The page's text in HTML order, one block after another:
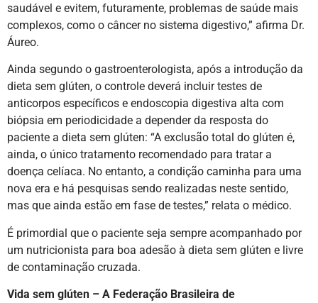
saudável e evitem, futuramente, problemas de saúde mais
complexos, como o câncer no sistema digestivo,” afirma Dr.
Áureo.
Ainda segundo o gastroenterologista, após a introdução da
dieta sem glúten, o controle deverá incluir testes de
anticorpos específicos e endoscopia digestiva alta com
biópsia em periodicidade a depender da resposta do
paciente a dieta sem glúten: “A exclusão total do glúten é,
ainda, o único tratamento recomendado para tratar a
doença celíaca. No entanto, a condição caminha para uma
nova era e há pesquisas sendo realizadas neste sentido,
mas que ainda estão em fase de testes,” relata o médico.
É primordial que o paciente seja sempre acompanhado por
um nutricionista para boa adesão à dieta sem glúten e livre
de contaminação cruzada.
Vida sem glúten – A Federação Brasileira de